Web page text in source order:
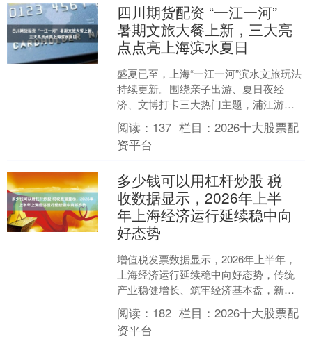
四川期货配资 “一江一河”
暑期文旅大餐上新，三大亮
点点亮上海滨水夏日
盛夏已至，上海“一江一河”滨水文旅玩法
持续更新。围绕亲子出游、夏日夜经
济、文博打卡三大热门主题，浦江游
览、悠游苏州河重磅推出多款特色主题
航班。游船摇身一变，成为....
阅读： 137 栏目：2026十大股票配
资平台
多少钱可以用杠杆炒股 税
收数据显示，2026年上半
年上海经济运行延续稳中向
好态势
增值税发票数据显示，2026年上半年，
上海经济运行延续稳中向好态势，传统
产业稳健增长、筑牢经济基本盘，新兴
产业加速崛起、激活增长新动能，科创
投入持续加码、数字经....
阅读： 182 栏目：2026十大股票配
资平台